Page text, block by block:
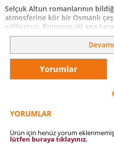
Selçuk Altun romanlarının
atmosferine kör bir Osmanlı
ediliyoruz. Romanın iki ana
doğru yaklaşırken, ustaca
çok tarihi olaya, kişiye, sanat
bilgilerle de donanıyoruz.
Yorumlar
YORUMLAR
Ürün için henüz yorum
lütfen buraya tıklayınız.